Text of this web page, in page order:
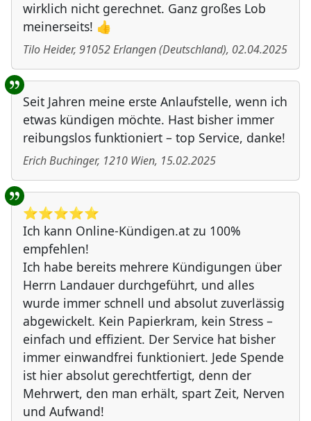
wirklich nicht gerechnet. Ganz großes Lob
meinerseits! 👍
Tilo Heider, 91052Erlangen(Deutschland), 02.04.2025
Seit Jahren meine erste Anlaufstelle, wenn ich
etwas kündigen möchte. Hast bisher immer
reibungslos funktioniert – top Service, danke!
Erich Buchinger, 1210 Wien, 15.02.2025
⭐️⭐️⭐️⭐️⭐️
Ich kann Online-Kündigen.at zu 100%
empfehlen!
Ich habe bereits mehrere Kündigungen über
Herrn Landauer durchgeführt, und alles
wurde immer schnell und absolut zuverlässig
abgewickelt. Kein Papierkram, kein Stress –
einfach und effizient. Der Service hat bisher
immer einwandfrei funktioniert. Jede Spende
ist hier absolut gerechtfertigt, denn der
Mehrwert, den man erhält, spart Zeit, Nerven
und Aufwand!